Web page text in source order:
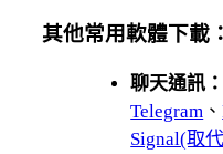
其他常用軟體下載：
聊天通訊
Telegram 、
Signal(取